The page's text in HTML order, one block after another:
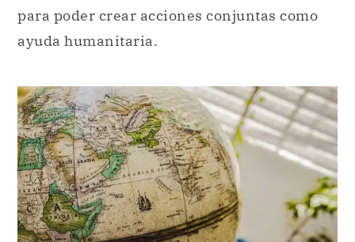
para poder crear acciones conjuntas como
ayuda humanitaria.